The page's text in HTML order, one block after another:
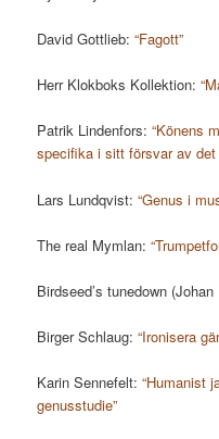
David Gottlieb:“Fagott”
Herr Klokboks Kollektion:
Patrik Lindenfors:“Könens
specifika i sitt försvar av det
Lars Lundqvist:“Genus i
The real Mymlan:
Birdseed’s tunedown
Birger Schlaug:“Ironisera
Karin Sennefelt:“Humanist
genusstudie”